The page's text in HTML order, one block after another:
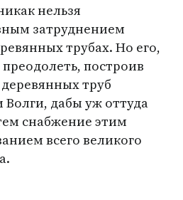
нельзя
затруднением
трубах. Но его,
построив
труб
дабы уж оттуда
снабжение этим
всего великого